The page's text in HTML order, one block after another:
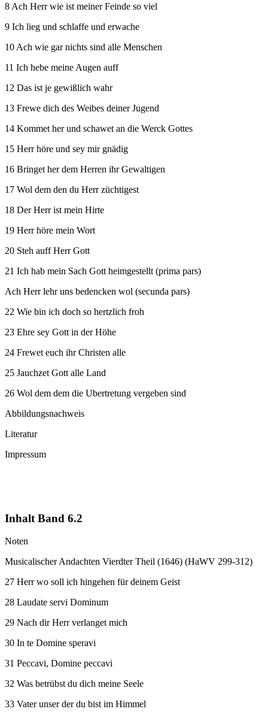
8 Ach Herr wie ist meiner Feinde so viel
9 Ich lieg und schlaffe und erwache
10 Ach wie gar nichts sind alle Menschen
11 Ich hebe meine Augen auff
12 Das ist je gewißlich wahr
13 Frewe dich des Weibes deiner Jugend
14 Kommet her und schawet an die Werck Gottes
15 Herr höre und sey mir gnädig
16 Bringet her dem Herren ihr Gewaltigen
17 Wol dem den du Herr züchtigest
18 Der Herr ist mein Hirte
19 Herr höre mein Wort
20 Steh auff Herr Gott
21 Ich hab mein Sach Gott heimgestellt (prima pars)
Ach Herr lehr uns bedencken wol (secunda pars)
22 Wie bin ich doch so hertzlich froh
23 Ehre sey Gott in der Höhe
24 Frewet euch ihr Christen alle
25 Jauchzet Gott alle Land
26 Wol dem dem die Ubertretung vergeben sind
Abbildungsnachweis
Literatur
Impressum
Inhalt Band 6.2
Noten
Musicalischer Andachten Vierdter Theil (1646) (HaWV 299-312)
27 Herr wo soll ich hingehen für deinem Geist
28 Laudate servi Dominum
29 Nach dir Herr verlanget mich
30 In te Domine speravi
31 Peccavi, Domine peccavi
32 Was betrübst du dich meine Seele
33 Vater unser der du bist im Himmel